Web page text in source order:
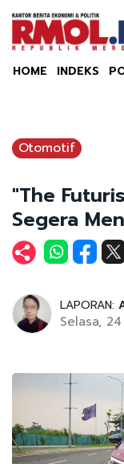
HOME INDEKS
Otomotif
"The
Segera
LAPORAN:
Selasa,